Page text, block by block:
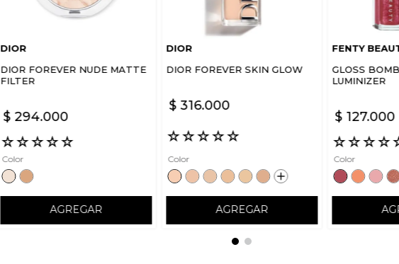
DIOR
DIOR FOREVER NUDE MATTE
FILTER
$ 294.000
☆☆☆☆☆
Color
AGREGAR
DIOR
DIOR FOREVER SKIN GLOW
$ 316.000
☆☆☆☆☆
Color
AGREGAR
FENTY
GLOSS
LUMINIZER
$ 127.000
☆☆☆☆
Color